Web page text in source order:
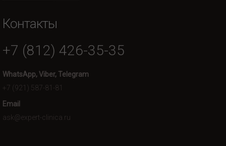
Контакты
+7 (812) 426-35-35
WhatsApp, Viber, Telegram
+7 (921) 587-81-81
Email
ask@expert-clinica.ru